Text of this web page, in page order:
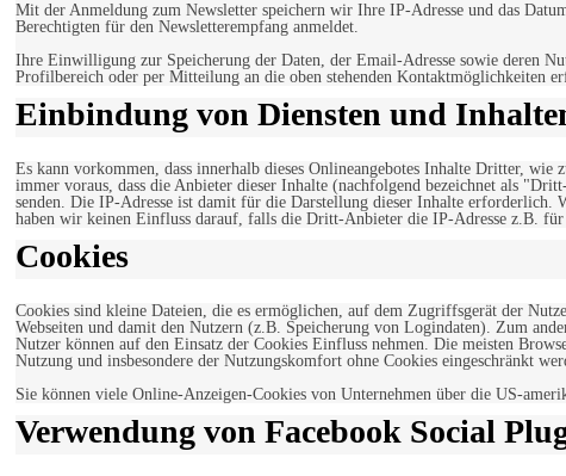
Mit der Anmeldung zum Newsletter speichern wir Ihre IP-Adresse und das
Berechtigten für den Newsletterempfang anmeldet.
Ihre Einwilligung zur Speicherung der Daten, der Email-Adresse sowie deren
Profilbereich oder per Mitteilung an die oben stehenden Kontaktmöglichkeiten
Einbindung von Diensten und
Es kann vorkommen, dass innerhalb dieses Onlineangebotes Inhalte Dritter,
immer voraus, dass die Anbieter dieser Inhalte (nachfolgend bezeichnet als
senden. Die IP-Adresse ist damit für die Darstellung dieser Inhalte erforderlich.
haben wir keinen Einfluss darauf, falls die Dritt-Anbieter die IP-Adresse z.B.
Cookies
Cookies sind kleine Dateien, die es ermöglichen, auf dem Zugriffsgerät der
Webseiten und damit den Nutzern (z.B. Speicherung von Logindaten). Zum
Nutzer können auf den Einsatz der Cookies Einfluss nehmen. Die meisten
Nutzung und insbesondere der Nutzungskomfort ohne Cookies eingeschränkt
Sie können viele Online-Anzeigen-Cookies von Unternehmen über die US-
Verwendung von Facebook Social